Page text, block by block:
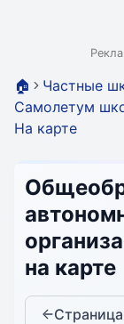
🏠
Частные
Самолетум
На карте
на карте